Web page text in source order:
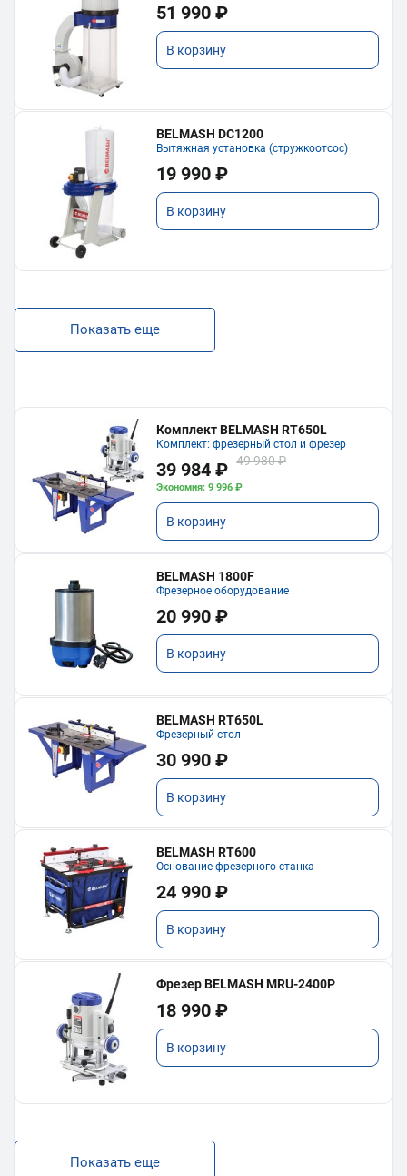
51 990 ₽
В корзину
BELMASH DC1200
Вытяжная установка (стружкоотсос)
19 990 ₽
В корзину
Показать еще
Комплект BELMASH RT650L
Комплект: фрезерный стол и фрезер
39 984 ₽ 49 980 ₽
Экономия: 9 996 ₽
В корзину
BELMASH 1800F
Фрезерное оборудование
20 990 ₽
В корзину
BELMASH RT650L
Фрезерный стол
30 990 ₽
В корзину
BELMASH RT600
Основание фрезерного станка
24 990 ₽
В корзину
Фрезер BELMASH MRU-2400P
18 990 ₽
В корзину
Показать еще